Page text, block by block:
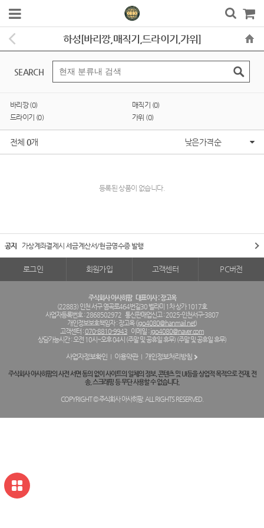
하성[바리깡,매직기,드라이기,가위]
SEARCH
바리깡 (0)
매직기 (0)
드라이기 (0)
가위 (0)
전체 0개 낮은가격순
등록된 상품이 없습니다.
공지 가상계좌결제시 세금계산서/현금영수증 발행
로그인 회원가입 고객센터 PC버전
주식회사 아사히팜 대표이사 : 장고옥
(22883) 인천 서구 염곡로464번길30 벨라미 1차 상가 1017호
사업자등록번호 : 2868502972 통신판매업신고 : 2025-인천서구-3807
개인정보보호책임자 : 장고옥 (jgo4080@hanmail.net)
고객센터 :070-8810-9943 이메일 : jgo4080@naver.com
상담가능시간 : 오전 10시~오후 04시 (주말 및 공휴일 휴무) (주말 및 공휴일 휴무)
사업자정보확인 이용약관 개인정보처리방침
주식회사 아사히팜의 사전 서면 동의 없이 사이트의 일체의 정보, 콘텐츠 및 UI등을 상업적 목적으로 전재, 전
송, 스크래핑 등 무단 사용할 수 없습니다.
COPYRIGHT © 주식회사 아사히팜. ALL RIGHTS RESERVED.